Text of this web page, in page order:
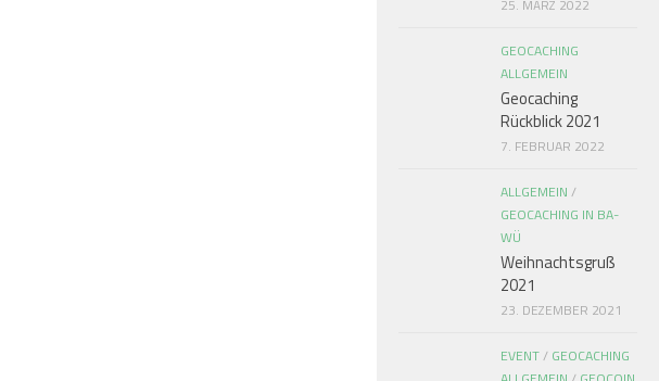
25. MÄRZ 2022
GEOCACHING
ALLGEMEIN
Geocaching
Rückblick 2021
7. FEBRUAR 2022
ALLGEMEIN /
GEOCACHING IN BA-
WÜ
Weihnachtsgruß
2021
23. DEZEMBER 2021
EVENT/ GEOCACHING